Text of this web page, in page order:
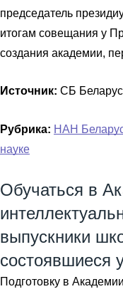
председатель
итогам совещания у
создания академии,
Источник: СБ
Рубрика: НАН
науке
Обучаться в
выпускники
состоявшиеся
Подготовку в